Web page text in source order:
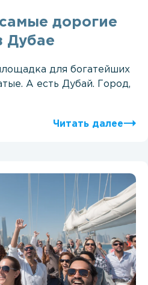
дорогие
Дубае
для богатейших
А есть Дубай. Город,
Читать далее